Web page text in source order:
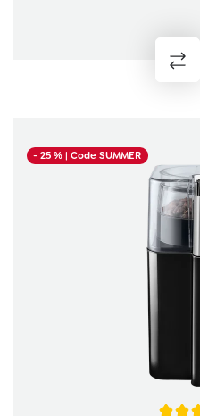
- 25 %| Code SUMMER